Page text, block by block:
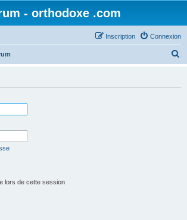
- orthodoxe .com
Connexion
Inscription
lors de cette session